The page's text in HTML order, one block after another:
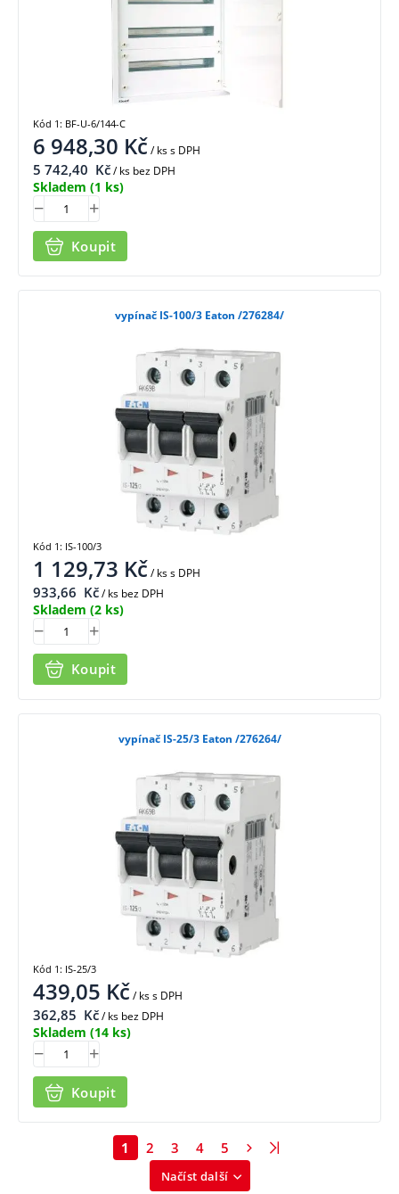
6 948,30 Kč/ kss DPH
5 742,40 Kč/ ks bez DPH
Skladem (1 ks)
Koupit
Kód 1: BF-U-6/144-C
vypínač IS-100/3 Eaton /276284/
1 129,73 Kč/ kss DPH
933,66 Kč/ ks bez DPH
Skladem (2 ks)
Koupit
Kód 1: IS-100/3
vypínač IS-25/3 Eaton /276264/
439,05 Kč/ kss DPH
362,85 Kč/ ks bez DPH
Skladem (14 ks)
Koupit
Kód 1: IS-25/3
Načíst další
1 2 3 4 5